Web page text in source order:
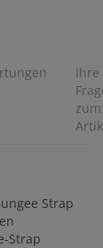
Ihre
zum
Strap
Strap